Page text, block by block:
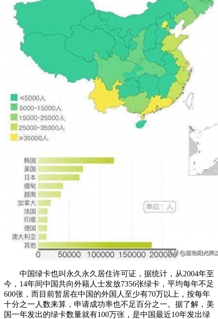
中国绿卡也叫永久永久居住许可证，据统计，从2004年至
今，14年间中国共向外籍人士发放7356张绿卡，平均每年不足
600张，而目前暂居在中国的外国人至少有70万以上，按每年
十分之一人数来算，申请成功率也不足百分之一。据了解，美
国一年发出的绿卡数量就有100万张，是中国最近10年发出绿